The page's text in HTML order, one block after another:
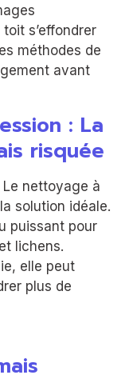
s’effondrer
méthodes de
avant
: La
risquée
nettoyage à
solution idéale.
puissant pour
lichens.
elle peut
plus de